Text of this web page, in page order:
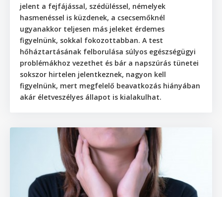
jelent a fejfájással, szédüléssel, némelyek
hasmenéssel is küzdenek, a csecsemőknél
ugyanakkor teljesen más jeleket érdemes
figyelnünk, sokkal fokozottabban. A test
hőháztartásának felborulása súlyos egészségügyi
problémákhoz vezethet és bár a napszúrás tünetei
sokszor hirtelen jelentkeznek, nagyon kell
figyelnünk, mert megfelelő beavatkozás hiányában
akár életveszélyes állapot is kialakulhat.